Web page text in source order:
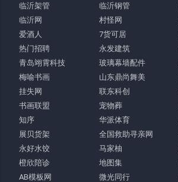
临沂架管
临沂钢管
临沂网
村怪网
爱酒人
7货可居
热门招聘
永发建筑
青岛翊霄科技
玻璃幕墙配件
梅喻书画
山东鼎尚舞美
挂失网
联东科创
书画联盟
宠物葬
知序
华派体育
展贝货架
全国救助寻亲网
永好水饺
马家柚
橙欣陪诊
地图集
AB模板网
微光同行